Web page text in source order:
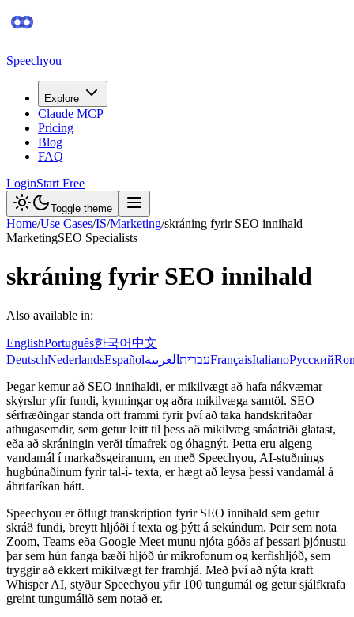
Speechyou
Explore
Claude MCP
Pricing
Blog
FAQ
LoginStart Free
Toggle theme
Home/Use Cases/IS/Marketing/skráning fyrir SEO innihald
MarketingSEO Specialists
skráning fyrir SEO innihald
Also available in:
EnglishPortuguês한국어中文
DeutschNederlandsEspañol עברית العربية FrançaisItalianoРусский
Þegar kemur að SEO innihaldi, er mikilvægt að hafa nákvæmar
skýrslur yfir fundi, kynningar og aðra mikilvæga samtöl. SEO
sérfræðingar standa oft frammi fyrir því að taka handskrifaðar
athugasemdir, sem getur leitt til þess að mikilvæg smáatriði glatast,
eða að skráningin verði tímafrek og óhagnýt. Þetta eru algeng
vandamál í markaðsgeiranum, en með Speechyou, AI-stuðnings
hugbúnaðinum fyrir tal-í- texta, er hægt að leysa þessi vandamál á
áhrifaríkan hátt.
Speechyou er öflugt transkription fyrir SEO innihald sem getur
skráð fundi, breytt hljóði í texta og þýtt á sekúndum. Þeir sem nota
Zoom, Teams eða Google Meet munu njóta góðs af þessari þjónustu
þar sem hún fanga bæði hljóð úr mikrofonum og kerfishljóð, sem
tryggir að ekkert mikilvægt fer framhjá. Með því að nýta kraft
Whisper AI, styður Speechyou yfir 100 tungumál og getur sjálfkrafa
greint tungumálið sem notað er.